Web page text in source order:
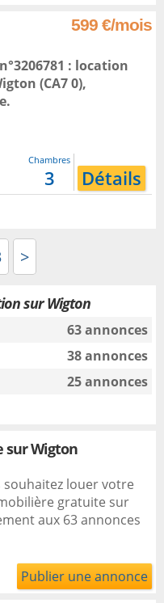
599 €/mois
: location
(CA7 0),
.
Chambres
3 Détails
>
sur Wigton
63 annonces
38 annonces
25 annonces
sur Wigton
louer votre
gratuite sur
aux 63 annonces
Publier une annonce